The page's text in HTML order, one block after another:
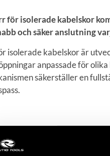
för isolerade kabelskor
och säker anslutning
isolerade kabelskor är
anpassade för
säkerställer en
0,3–1,0 /
och jämn pressning